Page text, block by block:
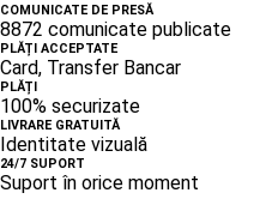
COMUNICATE DE PRESĂ
8872 comunicate publicate
PLĂȚI ACCEPTATE
Card, Transfer Bancar
PLĂȚI
100% securizate
LIVRARE GRATUITĂ
Identitate vizuală
24/7 SUPORT
Suport în orice moment